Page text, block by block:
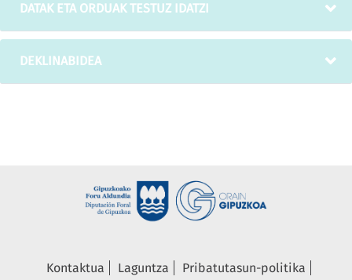
DATAK ETA ORDUAK TESTUZ IDATZI
DEKLINABIDEA
Kontaktua Laguntza
Pribatutasun-politika